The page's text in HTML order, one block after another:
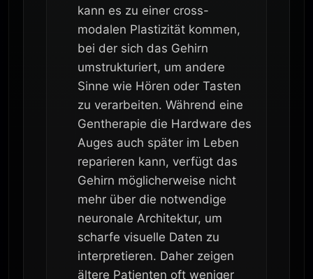
kann es zu einer cross-
modalen Plastizität kommen,
bei der sich das Gehirn
umstrukturiert, um andere
Sinne wie Hören oder Tasten
zu verarbeiten. Während eine
Gentherapie die Hardware des
Auges auch später im Leben
reparieren kann, verfügt das
Gehirn möglicherweise nicht
mehr über die notwendige
neuronale Architektur, um
scharfe visuelle Daten zu
interpretieren. Daher zeigen
ältere Patienten oft weniger